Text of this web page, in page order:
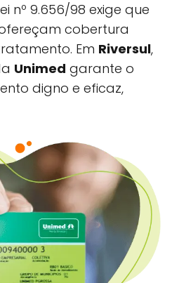
nº 9.656/98 exige que
cobertura
Em Riversul,
Unimed garante o
digno e eficaz,